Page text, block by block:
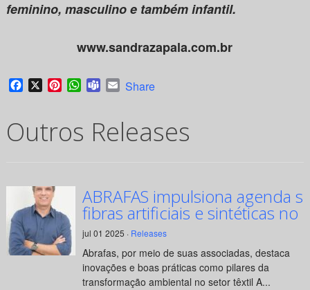
feminino, masculino e também infantil.
www.sandrazapala.com.br
Facebook
X PinterestWhatsApp
TeamsEmail
Share
Outros Releases
ABRAFAS impulsiona agenda
fibras artificiais e sintéticas no
jul 01 2025 · Releases
Abrafas, por meio de suas associadas, destaca
inovações e boas práticas como pilares da
transformação ambiental no setor têxtil A...